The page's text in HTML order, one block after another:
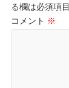
る欄は必須項
コメント ※